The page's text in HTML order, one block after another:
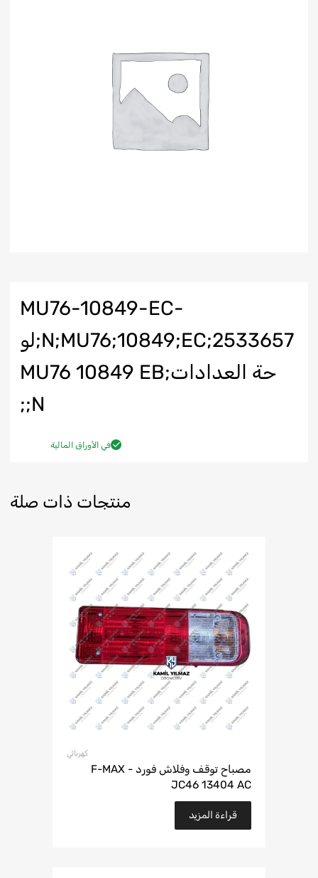
MU76-10849-EC-
N;MU76;10849;EC;2533657;لو
حة العدادات;MU76 10849 EB
N;;
في الأوراق المالية
منتجات ذات صلة
كهربائي
مصباح توقف وفلاش فورد F-MAX -
JC46 13404 AC
قراءة المزيد